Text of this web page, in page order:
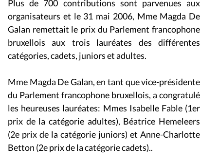
Plus de 700 contributions sont parvenues aux
organisateurs et le 31 mai 2006, Mme Magda De
Galan remettait le prix du Parlement francophone
bruxellois aux trois lauréates des différentes
catégories, cadets, juniors et adultes.
Mme Magda De Galan, en tant que vice-présidente
du Parlement francophone bruxellois, a congratulé
les heureuses lauréates: Mmes Isabelle Fable (1er
prix de la catégorie adultes), Béatrice Hemeleers
(2e prix de la catégorie juniors) et Anne-Charlotte
Betton (2e prix de la catégorie cadets)..